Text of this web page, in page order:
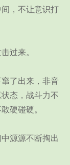
，不让意识打
过来。
了出来，非音
态，战斗力不
硬碰硬。
源源不断掏出